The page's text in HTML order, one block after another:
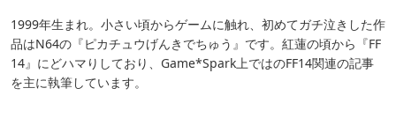
1999年生まれ。小さい頃からゲームに触れ、初めてガチ泣きした作
品はN64の『ピカチュウげんきでちゅう』です。紅蓮の頃から『FF
14』にどハマりしており、Game*Spark上ではのFF14関連の記事
を主に執筆しています。